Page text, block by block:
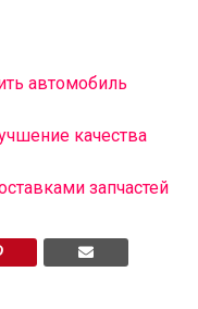
автомобиль
качества
запчастей